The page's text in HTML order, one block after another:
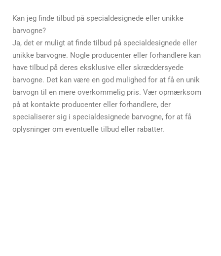
Kan jeg finde tilbud på specialdesignede eller unikke
barvogne?
Ja, det er muligt at finde tilbud på specialdesignede eller
unikke barvogne. Nogle producenter eller forhandlere kan
have tilbud på deres eksklusive eller skræddersyede
barvogne. Det kan være en god mulighed for at få en unik
barvogn til en mere overkommelig pris. Vær opmærksom
på at kontakte producenter eller forhandlere, der
specialiserer sig i specialdesignede barvogne, for at få
oplysninger om eventuelle tilbud eller rabatter.